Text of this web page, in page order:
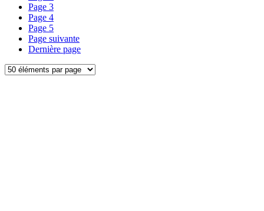
Page 3
Page 4
Page 5
Page suivante
Dernière page